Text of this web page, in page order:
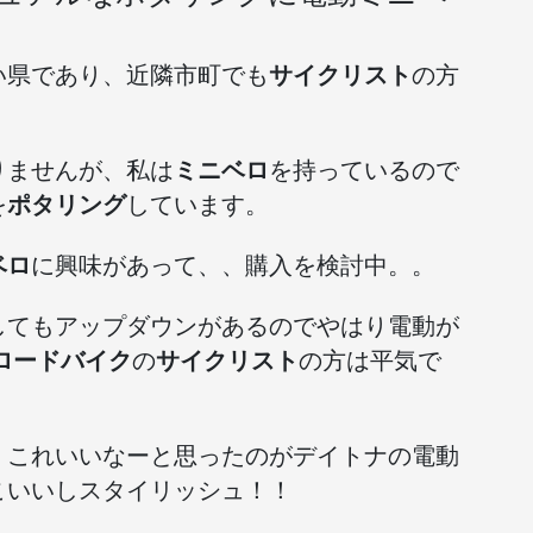
県であり、近隣市町でもサイクリストの方
ませんが、私は ミニベロ を持っているので
ポタリングしています。
に興味があって、、購入を検討中。。
もアップダウンがあるのでやはり電動が
ードバイクのサイクリストの方は平気で
れいいなーと思ったのがデイトナの電動
いしスタイリッシュ！！